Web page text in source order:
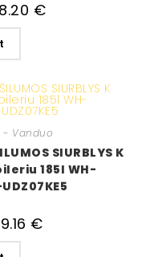
€
- Vanduo
SIURBLYS K
185l WH-
€